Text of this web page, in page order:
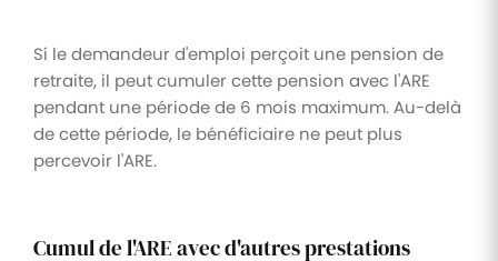
Si le demandeur d'emploi perçoit une pension de
retraite, il peut cumuler cette pension avec l'ARE
pendant une période de 6 mois maximum. Au-delà
de cette période, le bénéficiaire ne peut plus
percevoir l'ARE.
Cumul de l'ARE avec d'autres prestations